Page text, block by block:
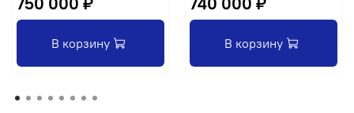
В корзину В корзину